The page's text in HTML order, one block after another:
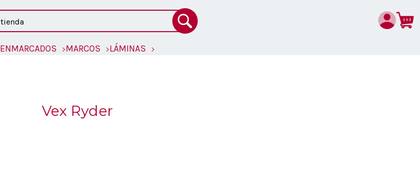
ENMARCADOS MARCOS LÁMINAS
Vex Ryder